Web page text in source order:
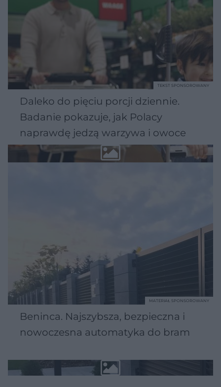
Daleko do pięciu porcji dziennie.
Badanie pokazuje, jak Polacy
naprawdę jedzą warzywa i owoce
TEKST SPONSOROWANY
Beninca. Najszybsza, bezpieczna i
nowoczesna automatyka do bram
MATERIAŁ SPONSOROWANY